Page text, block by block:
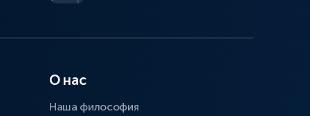
О нас
Наша философия